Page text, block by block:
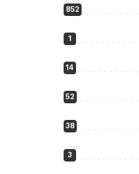
852
1
14
52
38
3